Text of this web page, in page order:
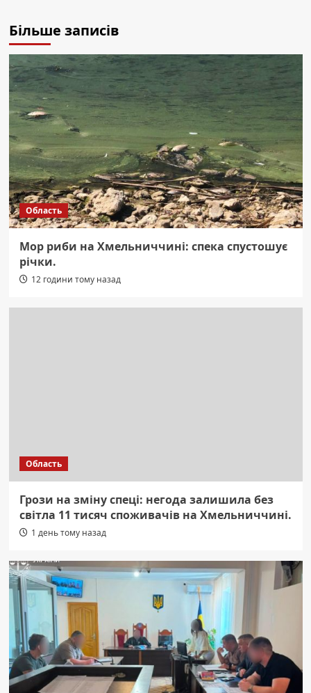
Більше записів
Область
Мор риби на Хмельниччині: спека спустошує
річки.
12 години тому назад
Область
Грози на зміну спеці: негода залишила без
світла 11 тисяч споживачів на Хмельниччині.
1 день тому назад